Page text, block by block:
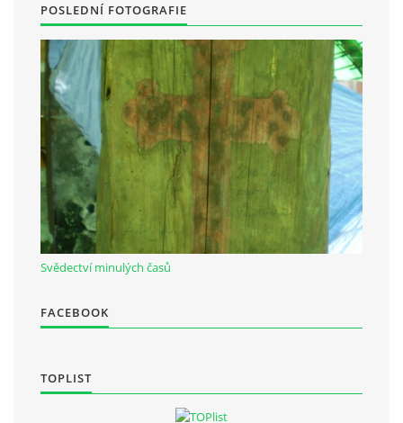
Občanská vzdělávací jednota "Komenský" v Choceradech z.s.
Chocerady 4
257 24 Chocerady
IČ: 498 28 614
Kontaktní osoba:
Mgr. Miroslava Cinkeisová
723 967 851
© 2026 eStránky.cz |RSS
POSLEDNÍ FOTOGRAFIE
Svědectví minulých časů
FACEBOOK
TOPLIST